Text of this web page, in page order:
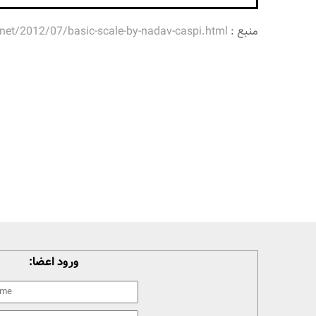
منبع : 2012/07/basic-scale-by-nadav-caspi.html
ورود اعضا: